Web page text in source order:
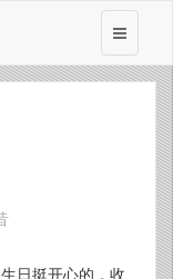
日挺开心的，收